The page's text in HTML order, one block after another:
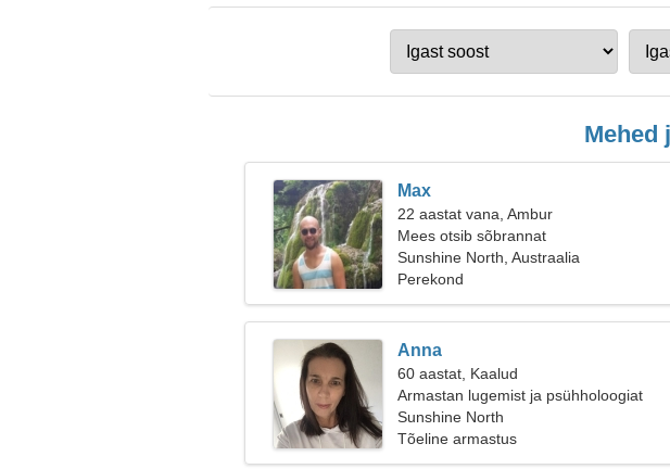
Mehed
Max
22 aastat vana, Ambur
Mees otsib sõbrannat
Sunshine North, Austraalia
Perekond
Anna
60 aastat, Kaalud
Armastan lugemist ja psühholoogiat
Sunshine North
Tõeline armastus